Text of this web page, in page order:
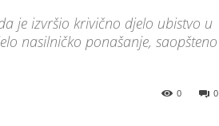
je izvršio krivično djelo ubistvo u
nasilničko ponašanje, saopšteno
0
0